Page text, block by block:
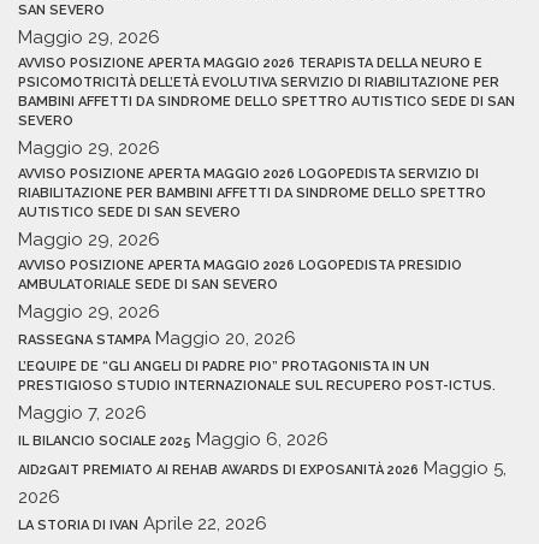
SAN SEVERO
Maggio 29, 2026
AVVISO POSIZIONE APERTA MAGGIO 2026 TERAPISTA DELLA NEURO E
PSICOMOTRICITÀ DELL’ETÀ EVOLUTIVA SERVIZIO DI RIABILITAZIONE PER
BAMBINI AFFETTI DA SINDROME DELLO SPETTRO AUTISTICO SEDE DI SAN
SEVERO
Maggio 29, 2026
AVVISO POSIZIONE APERTA MAGGIO 2026 LOGOPEDISTA SERVIZIO DI
RIABILITAZIONE PER BAMBINI AFFETTI DA SINDROME DELLO SPETTRO
AUTISTICO SEDE DI SAN SEVERO
Maggio 29, 2026
AVVISO POSIZIONE APERTA MAGGIO 2026 LOGOPEDISTA PRESIDIO
AMBULATORIALE SEDE DI SAN SEVERO
Maggio 29, 2026
RASSEGNA STAMPA Maggio 20, 2026
L’EQUIPE DE “GLI ANGELI DI PADRE PIO” PROTAGONISTA IN UN
PRESTIGIOSO STUDIO INTERNAZIONALE SUL RECUPERO POST-ICTUS.
Maggio 7, 2026
IL BILANCIO SOCIALE 2025 Maggio 6, 2026
AID2GAIT PREMIATO AI REHAB AWARDS DI EXPOSANITÀ 2026 Maggio 5,
2026
LA STORIA DI IVAN Aprile 22, 2026